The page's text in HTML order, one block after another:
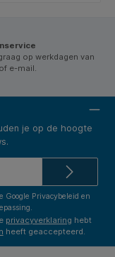
op werkdagen van
e-mail.
je op de hoogte
Google Privacybeleid en
privacyverklaring hebt
heeft geaccepteerd.